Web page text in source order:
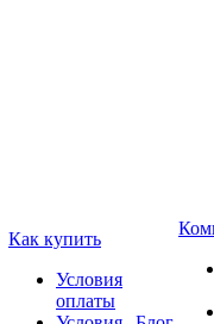
Как купить
Условия
оплаты